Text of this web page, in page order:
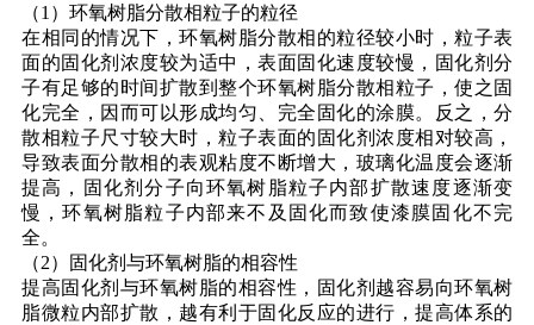
（1）环氧树脂分散相粒子的粒径
在相同的情况下，环氧树脂分散相的粒径较小时，粒子表
面的固化剂浓度较为适中，表面固化速度较慢，固化剂分
子有足够的时间扩散到整个环氧树脂分散相粒子，使之固
化完全，因而可以形成均匀、完全固化的涂膜。反之，分
散相粒子尺寸较大时，粒子表面的固化剂浓度相对较高，
导致表面分散相的表观粘度不断增大，玻璃化温度会逐渐
提高，固化剂分子向环氧树脂粒子内部扩散速度逐渐变
慢，环氧树脂粒子内部来不及固化而致使漆膜固化不完
全。
（2）固化剂与环氧树脂的相容性
提高固化剂与环氧树脂的相容性，固化剂越容易向环氧树
脂微粒内部扩散，越有利于固化反应的进行，提高体系的